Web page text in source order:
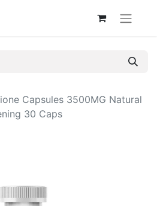
Capsules 3500MG Natural
30 Caps